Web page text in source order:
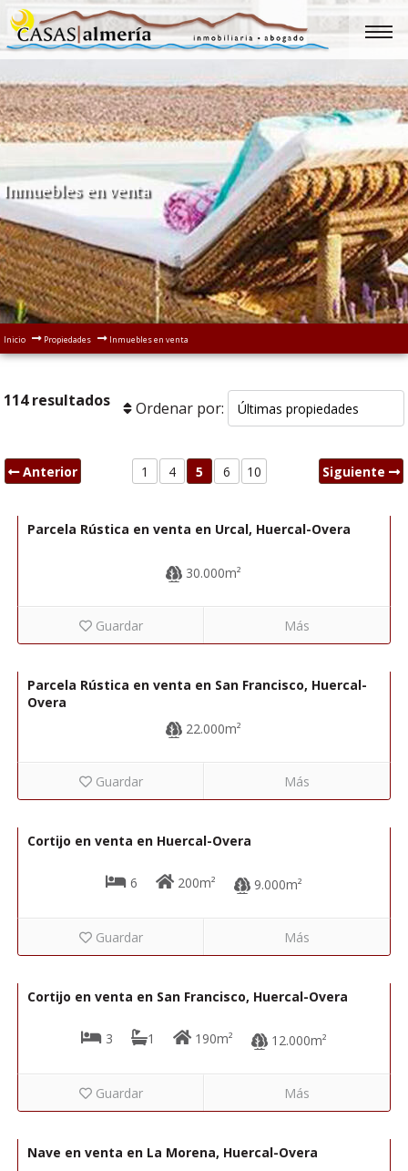
Inmuebles en venta
Inicio Propiedades Inmuebles en venta
114 resultados Ordenar por:
Anterior 1 4 5 6 10 Siguiente
Parcela Rústica en venta en Urcal, Huercal-Overa
30.000m²
Guardar Más
Parcela Rústica en venta en San Francisco, Huercal-
Overa
22.000m²
Guardar Más
Cortijo en venta en Huercal-Overa
6 200m² 9.000m²
Guardar Más
Cortijo en venta en San Francisco, Huercal-Overa
3 1 190m² 12.000m²
Guardar Más
Nave en venta en La Morena, Huercal-Overa